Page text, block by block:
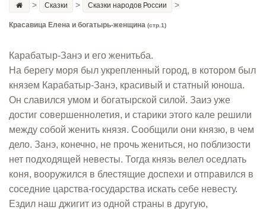
> Сказки > Сказки народов России >
Красавица Елена и богатырь-женщина (стр.1)
Карабатыр-Занэ и его женитьба.
На берегу моря был укрепленный город, в котором был
князем Карабатыр-Занэ, красивый и статный юноша.
Он славился умом и богатырской силой. Заиэ уже
достиг совершеннолетия, и старики этого кале решили
между собой женить князя. Сообщили они князю, в чем
дело. Занэ, конечно, не прочь жениться, но поблизости
нет подходящей невесты. Тогда князь велел оседлать
коня, вооружился в блестящие доспехи и отправился в
соседние царства-государства искать себе невесту.
Ездил наш джигит из одной страны в другую,